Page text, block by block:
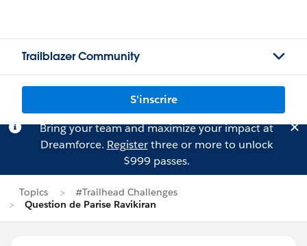
Trailblazer Community
S'inscrire
Bring your team and maximize your impact at
Dreamforce. Registerthree or more to unlock
$999 passes.
Topics
#Trailhead Challenges
Question de Parise Ravikiran